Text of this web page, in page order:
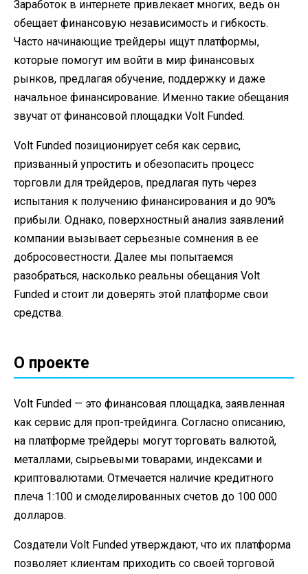
Заработок в интернете привлекает многих, ведь он
обещает финансовую независимость и гибкость.
Часто начинающие трейдеры ищут платформы,
которые помогут им войти в мир финансовых
рынков, предлагая обучение, поддержку и даже
начальное финансирование. Именно такие обещания
звучат от финансовой площадки Volt Funded.
Volt Funded позиционирует себя как сервис,
призванный упростить и обезопасить процесс
торговли для трейдеров, предлагая путь через
испытания к получению финансирования и до 90%
прибыли. Однако, поверхностный анализ заявлений
компании вызывает серьезные сомнения в ее
добросовестности. Далее мы попытаемся
разобраться, насколько реальны обещания Volt
Funded и стоит ли доверять этой платформе свои
средства.
О проекте
Volt Funded — это финансовая площадка, заявленная
как сервис для проп-трейдинга. Согласно описанию,
на платформе трейдеры могут торговать валютой,
металлами, сырьевыми товарами, индексами и
криптовалютами. Отмечается наличие кредитного
плеча 1:100 и смоделированных счетов до 100 000
долларов.
Создатели Volt Funded утверждают, что их платформа
позволяет клиентам приходить со своей торговой